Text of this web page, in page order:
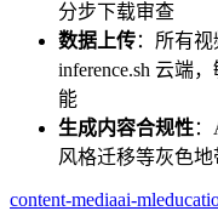
分步下载审查
数据上传：所有
inference.sh 云端
能
生成内容合规性
风格迁移等灰色
content-mediaai-ml